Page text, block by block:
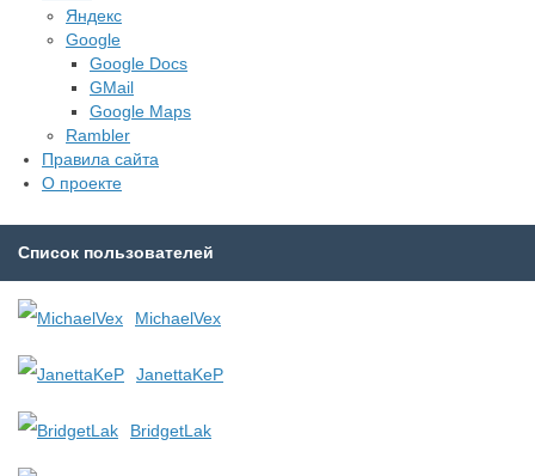
Яндекс
Google
Google Docs
GMail
Google Maps
Rambler
Правила сайта
О проекте
Список пользователей
MichaelVex
JanettaKeP
BridgetLak